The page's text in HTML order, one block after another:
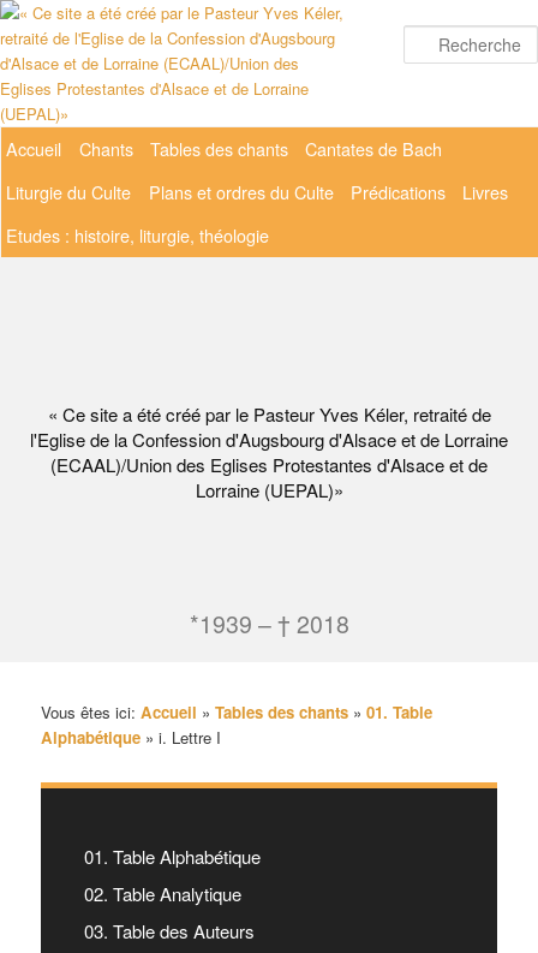
Aller
au
contenu
principal
« Ce site a été créé par le Pasteur Yves Kéler, retraité de
l'Eglise de la Confession d'Augsbourg d'Alsace et de Lorraine
(ECAAL)/Union des Eglises Protestantes d'Alsace et de
Lorraine (UEPAL)»
*1939 – † 2018
Menu
Accueil Chants Tables des chants
Cantates de Bach
Liturgie du Culte
Plans et ordres du Culte Prédications
Livres
Etudes : histoire, liturgie, théologie
Vous êtes ici:Accueil »Tables des chants »01. Table
Alphabétique »i. Lettre I
01. Table Alphabétique
02. Table Analytique
03. Table des Auteurs